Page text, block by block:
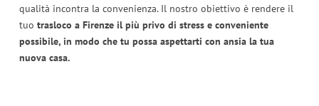
qualità incontra la convenienza. Il nostro obiettivo è rendere il
tuo trasloco a Firenze il più privo di stress e conveniente
possibile, in modo che tu possa aspettarti con ansia la tua
nuova casa.